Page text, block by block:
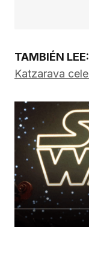
TAMBIÉN LEE:
Katzarava